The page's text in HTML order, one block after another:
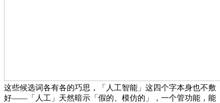
这些候选词各有各的巧思，「人工智能」这四个字本身也不敷
好——「人工」天然暗示「假的、模仿的」，一个管功能，能